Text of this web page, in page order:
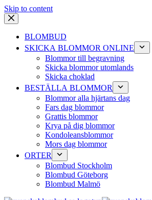
Skip to content
BLOMBUD
SKICKA BLOMMOR ONLINE
Blommor till begravning
Skicka blommor utomlands
Skicka choklad
BESTÄLLA BLOMMOR
Blommor alla hjärtans dag
Fars dag blommor
Grattis blommor
Krya på dig blommor
Kondoleansblommor
Mors dag blommor
ORTER
Blombud Stockholm
Blombud Göteborg
Blombud Malmö